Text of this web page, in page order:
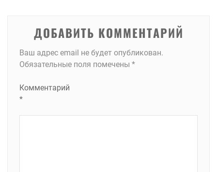
ДОБАВИТЬ КОММЕНТАРИЙ
Ваш адрес email не будет опубликован.
Обязательные поля помечены *
Комментарий
*